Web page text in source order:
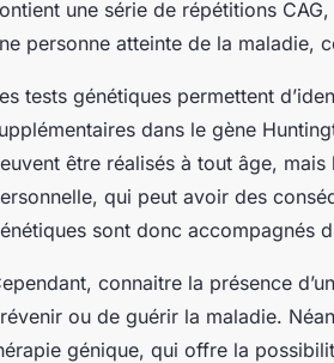
une série de répétitions
personne atteinte de la maladie,
tests génétiques permettent
dans le gène
être réalisés à tout âge,
qui peut avoir des
sont donc accompagnés
connaitre la présence
ou de guérir la maladie.
génique, qui offre la